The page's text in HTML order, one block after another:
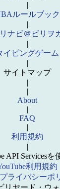
|
ルールブック
|
ナビ＠ビリヲ
|
イピングゲーム
|
サイトマップ
|
|
About
|
FAQ
|
利用規約
|
API Servicesを
利用規約
ライバシーポ